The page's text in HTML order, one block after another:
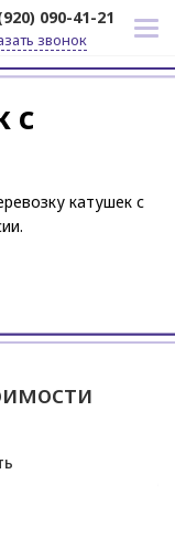
090-41-21
звонок
с
катушек с